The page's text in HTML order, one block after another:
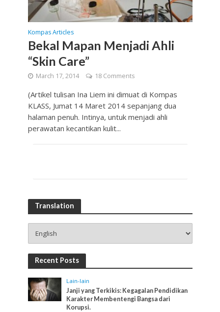
Kompas Articles
Bekal Mapan Menjadi Ahli
“Skin Care”
March 17, 2014 18 Comments
(Artikel tulisan Ina Liem ini dimuat di Kompas
KLASS, Jumat 14 Maret 2014 sepanjang dua
halaman penuh. Intinya, untuk menjadi ahli
perawatan kecantikan kulit...
Translation
Recent Posts
Lain-lain
Janji yang Terkikis: Kegagalan Pendidikan
Karakter Membentengi Bangsa dari
Korupsi.